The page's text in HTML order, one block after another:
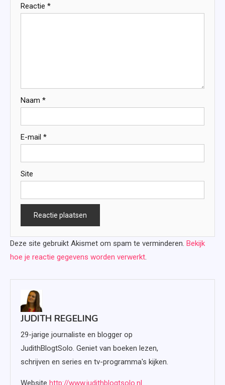
Reactie *
Naam *
E-mail *
Site
Deze site gebruikt Akismet om spam te verminderen. Bekijk
hoe je reactie gegevens worden verwerkt.
JUDITH REGELING
29-jarige journaliste en blogger op
JudithBlogtSolo. Geniet van boeken lezen,
schrijven en series en tv-programma's kijken.
Website http://www.judithblogtsolo.nl